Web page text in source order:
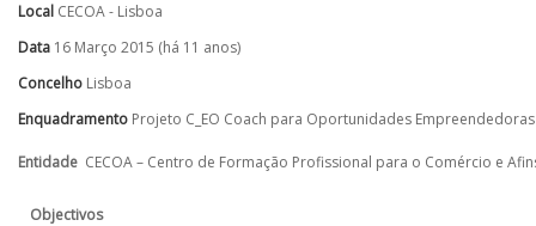
Local CECOA - Lisboa
Data 16 Março 2015 (há 11 anos)
Concelho Lisboa
Enquadramento Projeto C_EO Coach para Oportunidades Empreendedoras
Entidade CECOA – Centro de Formação Profissional para o Comércio e
Objectivos